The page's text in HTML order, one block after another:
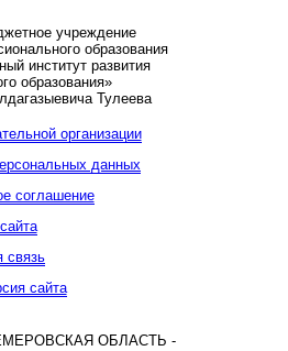
учреждение
образования
институт развития
образования»
Тулеева
организации
данных
соглашение
связь
сайта
ОБЛАСТЬ -